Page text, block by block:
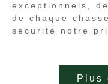
exceptionnels,
de chaque
sécurité notre
Plus